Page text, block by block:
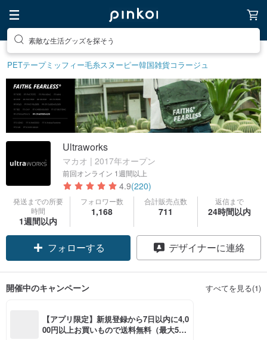
素敵な生活グッズを探そう
PETテープミッフィー毛糸スヌーピー韓国雑貨コラージュ
Ultraworks
マカオ | 2017年オープン
前回オンライン 1週間以上
4.9(220)
発送までの所要
時間
1週間以内
フォロワー数
1,168
合計販売点数
711
返信まで
24時間以内
フォローする デザイナーに連絡
開催中のキャンペーン すべてを見る(1)
【アプリ限定】新規登録から7日以内に4,0
00円以上お買いもので送料無料（最大500